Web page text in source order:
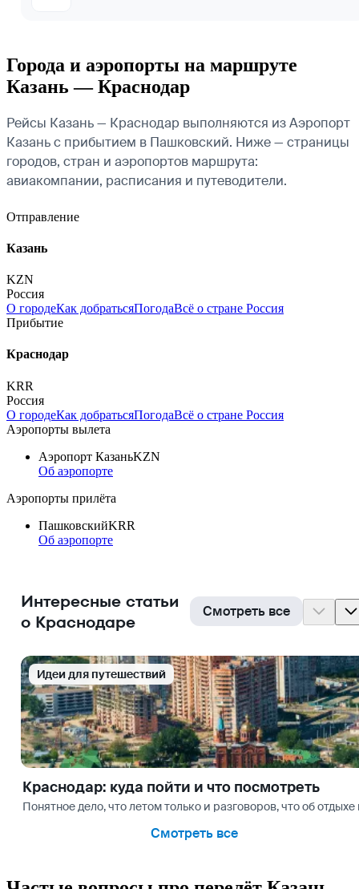
Города и аэропорты на маршруте
Казань — Краснодар
Рейсы Казань — Краснодар выполняются из Аэропорт
Казань с прибытием в Пашковский. Ниже — страницы
городов, стран и аэропортов маршрута:
авиакомпании, расписания и путеводители.
Отправление
Казань
KZN
Россия
О городеКак добратьсяПогодаВсё о стране Россия
Прибытие
Краснодар
KRR
Россия
О городеКак добратьсяПогодаВсё о стране Россия
Аэропорты вылета
Аэропорт КазаньKZN
Об аэропорте
Аэропорты прилёта
ПашковскийKRR
Об аэропорте
Интересные статьи
о Краснодаре
Смотреть все
Идеи для путешествий
Краснодар: куда пойти и что посмотреть
Понятное дело, что летом только и разговоров, что об
Смотреть все